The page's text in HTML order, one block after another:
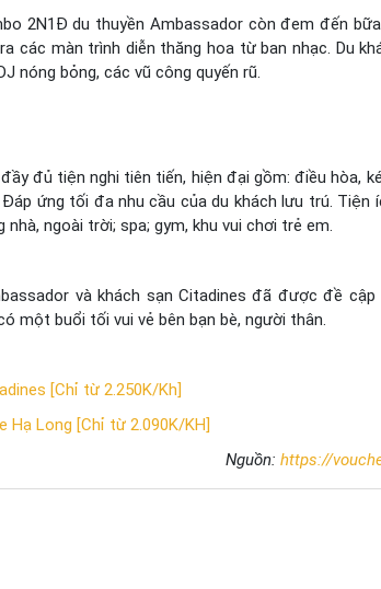
2N1Đ du thuyền Ambassador còn đem đến
các màn trình diễn thăng hoa từ ban nhạc. Du
nóng bỏng, các vũ công quyến rũ.
đủ tiện nghi tiên tiến, hiện đại gồm: điều hòa,
ứng tối đa nhu cầu của du khách lưu trú. Tiện
ngoài trời; spa; gym, khu vui chơi trẻ em.
và khách sạn Citadines đã được đề cập
một buổi tối vui vẻ bên bạn bè, người thân.
[Chỉ từ 2.250K/Kh]
Hạ Long [Chỉ từ 2.090K/KH]
Nguồn: https://